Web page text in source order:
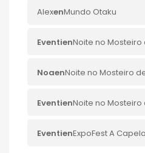
AlexenMundo Otaku
EventienNoite no
NoaenNoite no Mosteiro
EventienNoite no Mosteiro
EventienExpoFest A Capela